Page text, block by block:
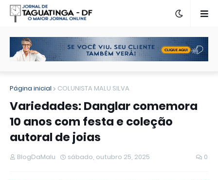
Página inicial COLUNISTA MALU SILVA
Variedades: Danglar comemora
10 anos com festa e coleção
autoral de joias
BlogDaMalu sábado, outubro 25, 2025 0